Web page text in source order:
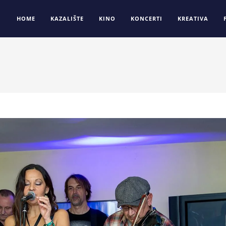
HOME KAZALIŠTE KINO KONCERTI KREATIVA